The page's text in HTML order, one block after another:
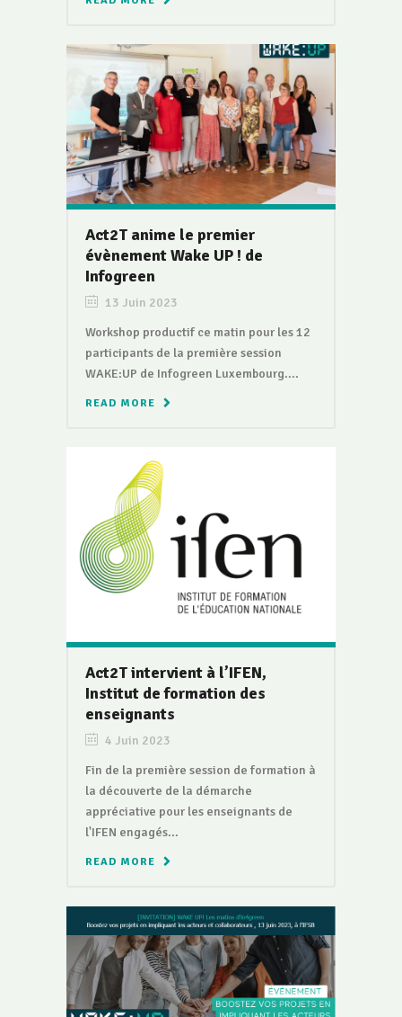
Act2T anime le premier
évènement Wake UP ! de
Infogreen
13 Juin 2023
Workshop productif ce matin pour les 12
participants de la première session
WAKE:UP de Infogreen Luxembourg....
READ MORE
Act2T intervient à l’IFEN,
Institut de formation des
enseignants
4 Juin 2023
Fin de la première session de formation à
la découverte de la démarche
appréciative pour les enseignants de
l'IFEN engagés...
READ MORE